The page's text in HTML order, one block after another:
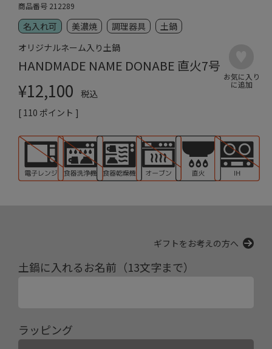
商品番号 212289
名入れ可 美濃焼 調理器具
土鍋
オリジナルネーム入り土鍋
HANDMADE NAME DONABE 直火7号
¥12,100
税込
[ 110 ポイント ]
ギフトをお考えの方へ
土鍋に入れるお名前（13文字まで）
ラッピング